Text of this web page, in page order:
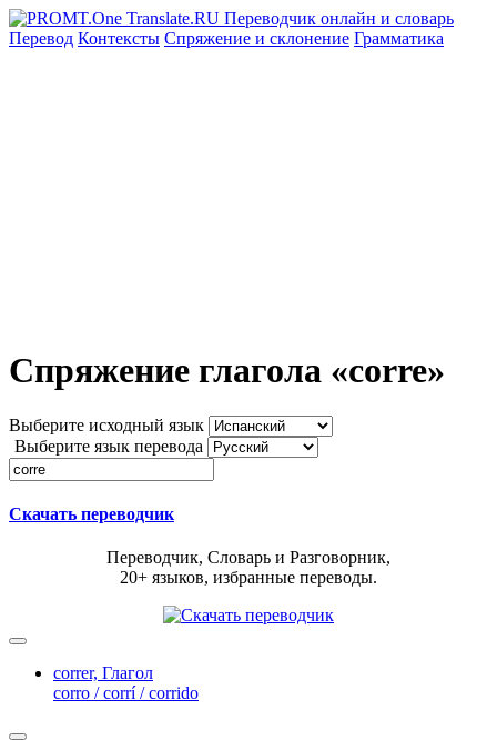
Перевод Контексты Спряжение и склонение Грамматика
Спряжение глагола «corre»
Выберите исходный язык
Выберите язык перевода
Скачать переводчик
Переводчик, Словарь и Разговорник,
20+ языков, избранные переводы.
correr, Глагол
corro / corrí / corrido